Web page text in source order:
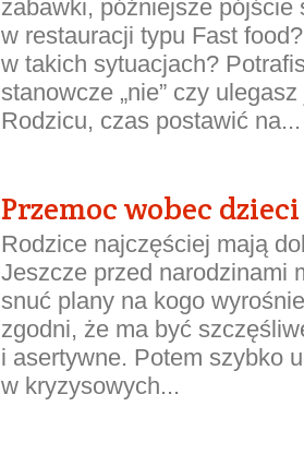
zabawki, późniejsze pójście
w restauracji typu Fast
w takich sytuacjach?
stanowcze „nie” czy
Rodzicu, czas postawić na...
Przemoc wobec dzieci
Rodzice najczęściej mają
Jeszcze przed narodzinami
snuć plany na kogo
zgodni, że ma być
i asertywne. Potem szybko
w kryzysowych...